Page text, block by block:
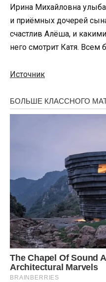
Ирина Михайловна
и приёмных дочерей
счастлив Алёша, и
него смотрит Катя. Всем
Источник